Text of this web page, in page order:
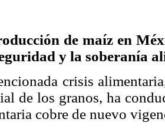
de maíz en
y la soberanía
crisis
de los granos, ha
cobre de nuevo